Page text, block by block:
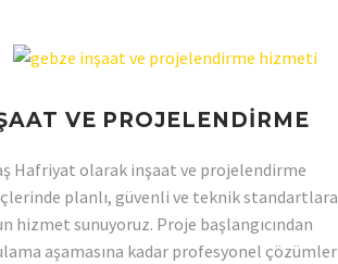
VE PROJELENDİRME
Hafriyat olarak inşaat ve projelendirme
planlı, güvenli ve teknik standartlara
hizmet sunuyoruz. Proje başlangıcından
aşamasına kadar profesyonel çözümler